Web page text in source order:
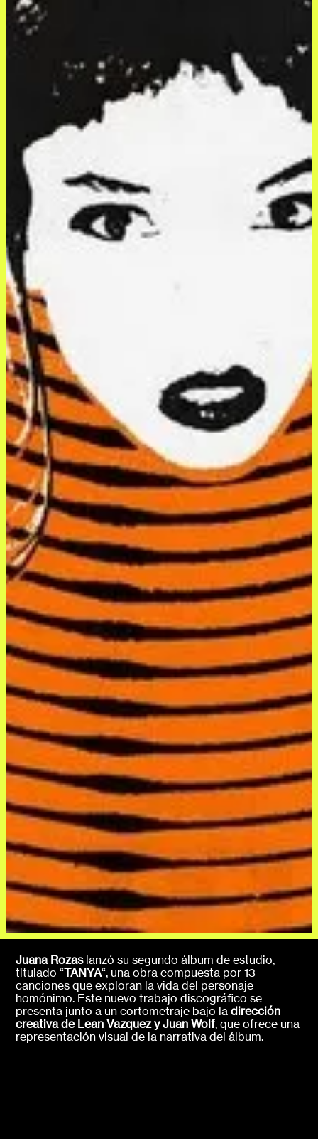
Juana Rozaslanzó su segundo álbum de estudio,
titulado “TANYA“, una obra compuesta por 13
canciones que exploran la vida del personaje
homónimo. Este nuevo trabajo discográfico se
presenta junto a un cortometraje bajo ladirección
creativa de Lean Vazquez y Juan Wolf, que ofrece una
representación visual de la narrativa del álbum.